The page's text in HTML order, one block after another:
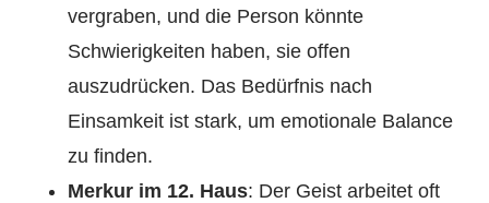
vergraben, und die Person könnte
Schwierigkeiten haben, sie offen
auszudrücken. Das Bedürfnis nach
Einsamkeit ist stark, um emotionale Balance
zu finden.
Merkur im 12. Haus: Der Geist arbeitet oft